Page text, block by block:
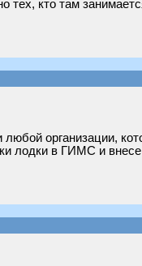
тех, кто там
организации,
лодки в ГИМС и